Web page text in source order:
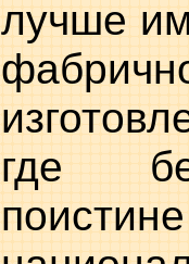
лучше
где
поистине